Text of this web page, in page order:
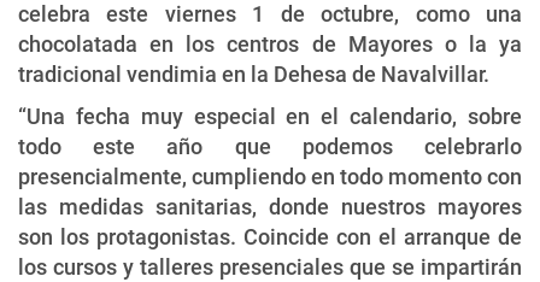
celebra este viernes 1 de octubre, como una
chocolatada en los centros de Mayores o la ya
tradicional vendimia en la Dehesa de Navalvillar.
“Una fecha muy especial en el calendario, sobre
todo este año que podemos celebrarlo
presencialmente, cumpliendo en todo momento con
las medidas sanitarias, donde nuestros mayores
son los protagonistas. Coincide con el arranque de
los cursos y talleres presenciales que se impartirán